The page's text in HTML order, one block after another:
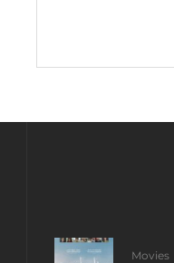
Movies